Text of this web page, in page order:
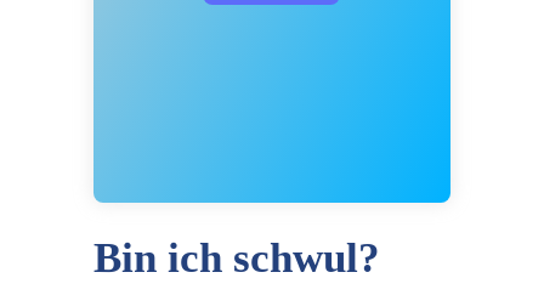
Bin ich schwul?